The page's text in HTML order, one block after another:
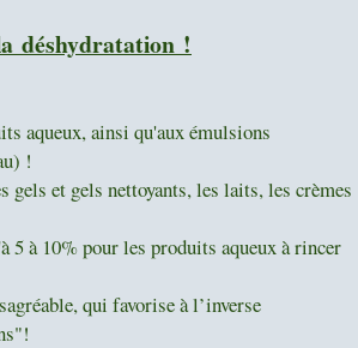
déshydratation !
aqueux, ainsi qu'aux émulsions
!
gels et gels nettoyants, les laits, les crèmes
5 à 10% pour les produits aqueux à rincer
qui favorise à l’inverse